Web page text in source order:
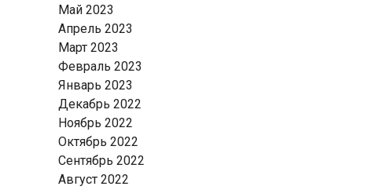
Май 2023
Апрель 2023
Март 2023
Февраль 2023
Январь 2023
Декабрь 2022
Ноябрь 2022
Октябрь 2022
Сентябрь 2022
Август 2022